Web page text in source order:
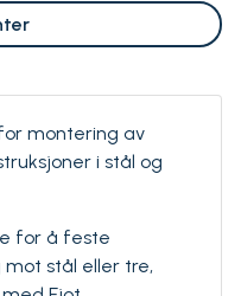
montering av
i stål og
for å feste
stål eller tre,